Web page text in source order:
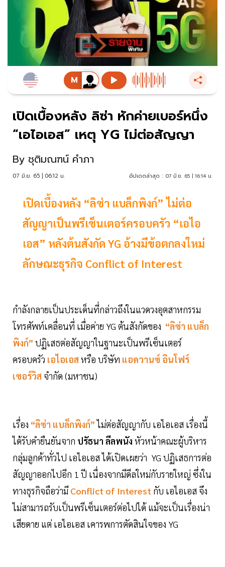
เปิดเบื้องหลัง ลิซ่า หักค่ายเบอร์หนึ่ง
“เอไอเอส” เหตุ YG ไม่ต่อสัญญา
By ชุติมณฑน์ คำภา
07 มิ.ย. 65 | 06:12 น. อัปเดตล่าสุด : 07 มิ.ย. 65 | 16:14 น.
เปิดเบื้องหลัง “ลิซ่า แบล็กพิงก์” ไม่ต่อ
สัญญาเป็นพรีเซ็นเตอร์ครอบครัว “เอไอ
เอส” หลังต้นสังกัด YG อ้างมีข้อตกลงใหม่
ลักษณะธุรกิจ Conflict of Interest
กำลังกลายเป็นประเด็นที่กล่าวถึงในแวดวงอุตสาหกรรม
โทรศัพท์เคลื่อนที่ เมื่อค่าย YG ต้นสังกัดของ “ลิซ่า แบล็ก
พิงก์” ปฏิเสธต่อสัญญาในฐานะเป็นพรีเซ็นเตอร์
ครอบครัว เอไอเอสหรือ บริษัท แอดวานซ์ อินโฟร์
เซอร์วิส จำกัด (มหาชน)
เรื่อง “ลิซ่า แบล็กพิงก์”ไม่ต่อสัญญากับ เอไอเอส เรื่องนี้
ได้รับคำยืนยันจาก ปรัธนา ลีลพนัง หัวหน้าคณะผู้บริหาร
กลุ่มลูกค้าทั่วไป เอไอเอส ได้เปิดเผยว่า YG ปฏิเสธการต่อ
สัญญาออกไปอีก 1 ปี เนื่องจากมีดีลใหม่กับรายใหญ่ ซึ่งใน
ทางธุรกิจถือว่ามี Conflict of Interest กับ เอไอเอส จึง
ไม่สามารถรับเป็นพรีเซ็นเตอร์ต่อไปได้ แม้จะเป็นเรื่องน่า
เสียดาย แต่ เอไอเอส เคารพการตัดสินใจของ YG